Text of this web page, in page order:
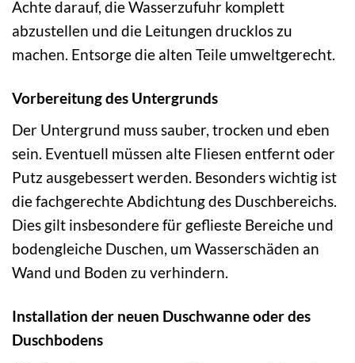
Achte darauf, die Wasserzufuhr komplett
abzustellen und die Leitungen drucklos zu
machen. Entsorge die alten Teile umweltgerecht.
Vorbereitung des Untergrunds
Der Untergrund muss sauber, trocken und eben
sein. Eventuell müssen alte Fliesen entfernt oder
Putz ausgebessert werden. Besonders wichtig ist
die fachgerechte Abdichtung des Duschbereichs.
Dies gilt insbesondere für geflieste Bereiche und
bodengleiche Duschen, um Wasserschäden an
Wand und Boden zu verhindern.
Installation der neuen Duschwanne oder des
Duschbodens